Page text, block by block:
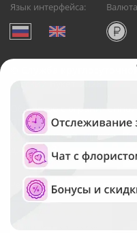
Язык интерфейса:
Служба
Русский Букет, 2026
Общество с
ОГРН: 1195476081745,
Юридический адрес: г.
д.42, оф. 3
Рейтинг Русского букета